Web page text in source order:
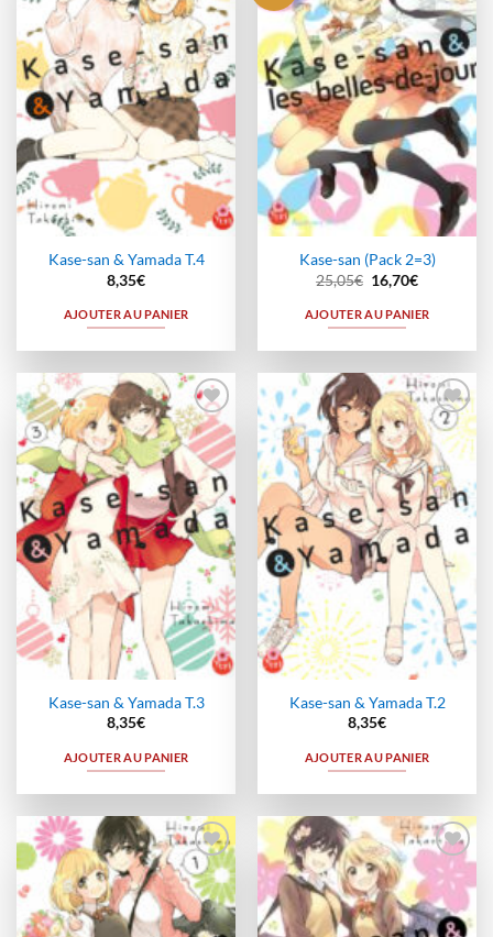
wishlist
Kase-san & Yamada T.4
8,35€
AJOUTER AU PANIER
wishlist
Kase-san (Pack 2=3)
25,05€ Le
prix
initial
était :
16,70€Le
actuel
est :
AJOUTER AU PANIER
Ajouter
à la
wishlist
Kase-san & Yamada T.3
8,35€
AJOUTER AU PANIER
Ajouter
à la
wishlist
Kase-san & Yamada T.2
8,35€
AJOUTER AU PANIER
Ajouter
à la
wishlist
Ajouter
à la
wishlist